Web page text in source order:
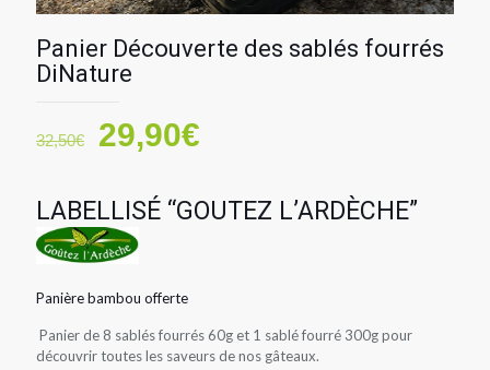
Panier Découverte des sablés fourrés
DiNature
32,50€
Le
initial
était :
32,50€.
29,90€
actuel
est :
LABELLISÉ “GOUTEZ L’ARDÈCHE”
Panière bambou offerte
Panier de 8 sablés fourrés 60g et 1 sablé fourré 300g pour
découvrir toutes les saveurs de nos gâteaux.